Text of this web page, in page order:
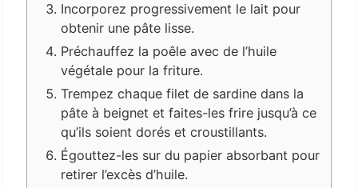
Incorporez progressivement le lait pour
obtenir une pâte lisse.
Préchauffez la poêle avec de l’huile
végétale pour la friture.
Trempez chaque filet de sardine dans la
pâte à beignet et faites-les frire jusqu’à ce
qu’ils soient dorés et croustillants.
Égouttez-les sur du papier absorbant pour
retirer l’excès d’huile.